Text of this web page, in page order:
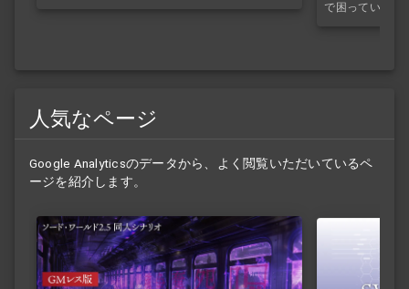
で困っている方
人気なページ
Google Analyticsのデータから、よく閲覧いただいているペ
ージを紹介します。